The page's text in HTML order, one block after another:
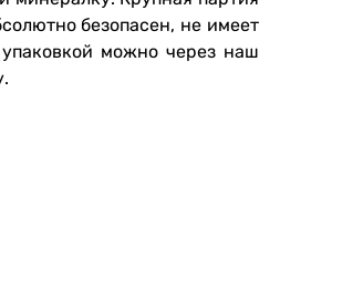
безопасен, не имеет
можно через наш